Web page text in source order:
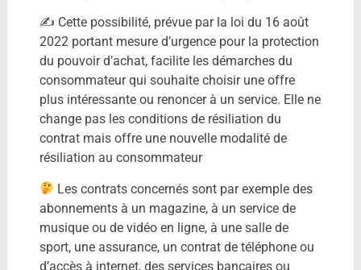
✍️ Cette possibilité, prévue par la loi du 16 août
2022 portant mesure d’urgence pour la protection
du pouvoir d’achat, facilite les démarches du
consommateur qui souhaite choisir une offre
plus intéressante ou renoncer à un service. Elle ne
change pas les conditions de résiliation du
contrat mais offre une nouvelle modalité de
résiliation au consommateur
Les contrats concernés sont par exemple des
abonnements à un magazine, à un service de
musique ou de vidéo en ligne, à une salle de
sport, une assurance, un contrat de téléphone ou
d’accès à internet, des services bancaires ou